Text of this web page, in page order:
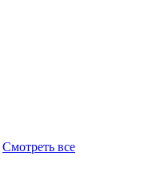
Смотреть все